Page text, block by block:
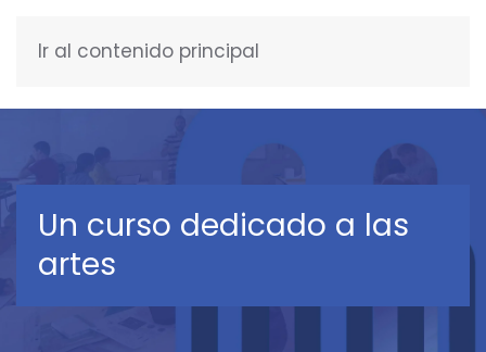
Ir al contenido principal
Un curso dedicado a las
artes